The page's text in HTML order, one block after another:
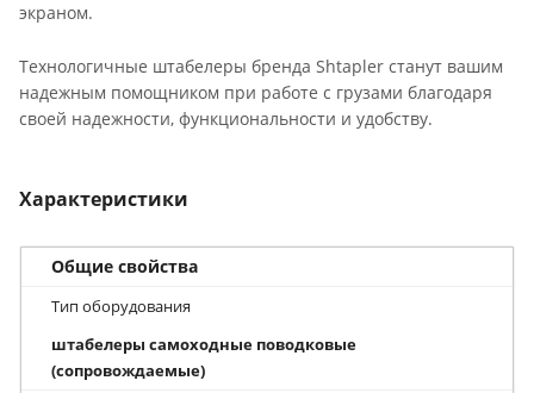
экраном.
Технологичные штабелеры бренда Shtapler станут вашим
надежным помощником при работе с грузами благодаря
своей надежности, функциональности и удобству.
Характеристики
Общие свойства
Тип оборудования
штабелеры самоходные поводковые
(сопровождаемые)